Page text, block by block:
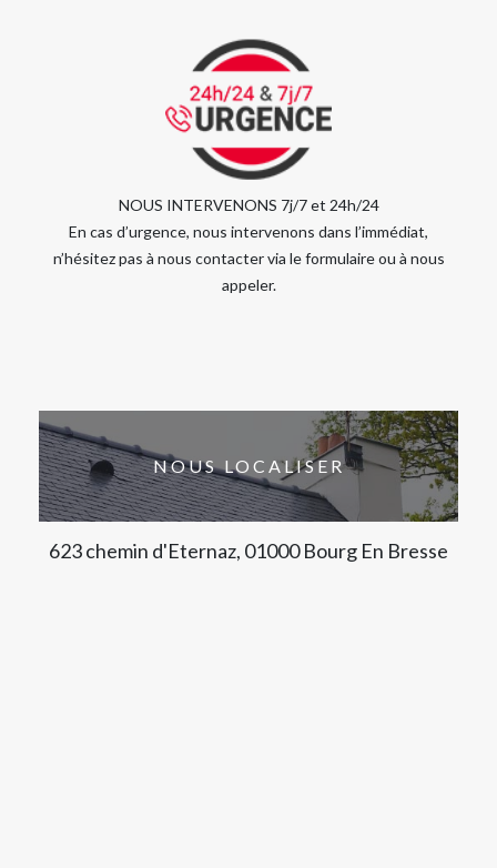
NOUS INTERVENONS 7j/7 et 24h/24
En cas d’urgence, nous intervenons dans l’immédiat,
n’hésitez pas à nous contacter via le formulaire ou à nous
appeler.
NOUS LOCALISER
623 chemin d'Eternaz, 01000 Bourg En Bresse